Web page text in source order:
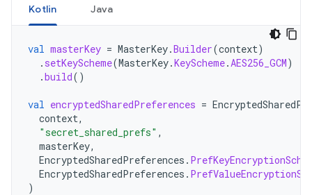
Kotlin Java
val masterKey = MasterKey.Builder(context)
. setKeyScheme(MasterKey.KeyScheme.AES256_GCM)
.build()
val encryptedSharedPreferences =
context,
"secret_shared_prefs" ,
masterKey,
EncryptedSharedPreferences .
EncryptedSharedPreferences .
)